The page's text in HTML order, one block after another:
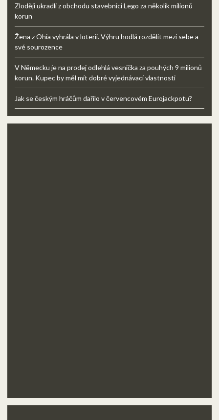
Zloději ukradli z obchodu stavebnici Lego za několik milionů
korun
Žena z Ohia vyhrála v loterii. Výhru hodlá rozdělit mezi sebe a
své sourozence
V Německu je na prodej odlehlá vesnička za pouhých 9 milionů
korun. Kupec by měl mít dobré vyjednávací vlastnosti
Jak se českým hráčům dařilo v červencovém Eurojackpotu?